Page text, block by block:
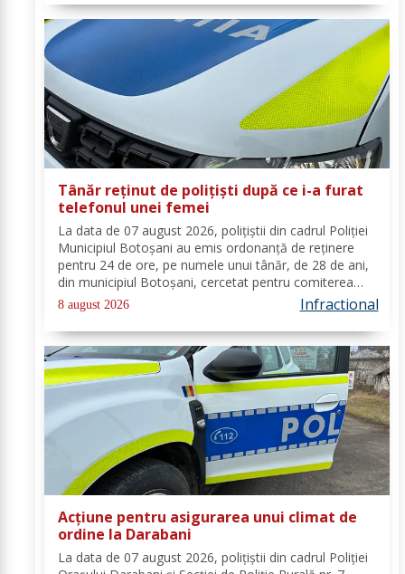
Tânăr reținut de polițiști după ce i-a furat
telefonul unei femei
La data de 07 august 2026, polițiștii din cadrul Poliției
Municipiul Botoșani au emis ordonanță de reținere
pentru 24 de ore, pe numele unui tânăr, de 28 de ani,
din municipiul Botoșani, cercetat pentru comiterea
infracțiunii de furt. În urma probatoriului administrat,
s-a stabilit faptul că, în...
8 august 2026 Infractional
Acțiune pentru asigurarea unui climat de
ordine la Darabani
La data de 07 august 2026, polițiștii din cadrul Poliției